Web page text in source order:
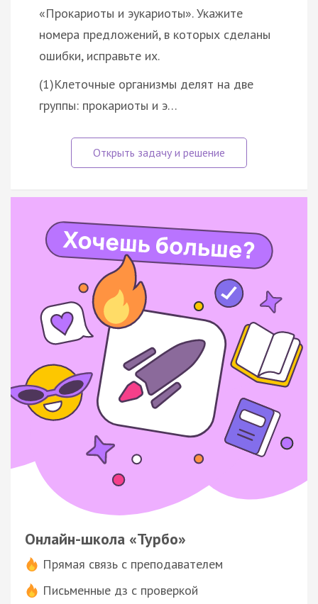
«Прокариоты и эукариоты». Укажите
номера предложений, в которых сделаны
ошибки, исправьте их.
(1)Клеточные организмы делят на две
группы: прокариоты и э…
Онлайн-школа «Турбо»
Прямая связь с преподавателем
Письменные дз с проверкой